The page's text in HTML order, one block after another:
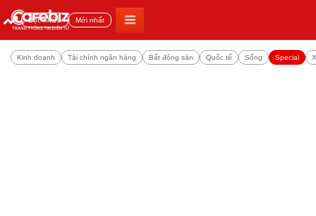
Đọc nhiều Mới nhất
Kinh doanh Tài chính ngân hàng Bất động sản Quốc tế Sống Special